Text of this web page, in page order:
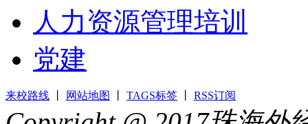
人力资源管理培训
党建
来校路线 网站地图 TAGS标签 RSS订阅